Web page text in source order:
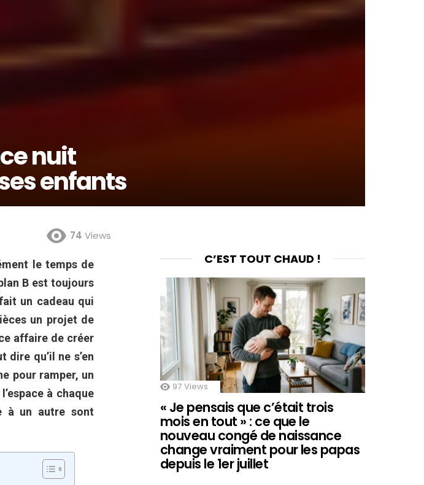
nuit
enfants
74 Views
le temps de
B est toujours
un cadeau qui
un projet de
affaire de créer
qu’il ne s’en
pour ramper, un
à chaque
à un autre sont
C’EST TOUT CHAUD !
97 Views
« Je pensais que c’était trois
mois en tout » : ce que le
nouveau congé de naissance
change vraiment pour les papas
depuis le 1er juillet